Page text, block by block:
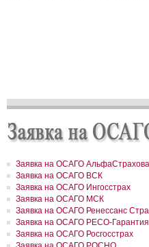
РОСГОССТРАХ застраховал
РОСГОССТРАХ в Костроме
РОСГОССТРАХ в Пермском
сумму 31,9 млн рублей
на сумму свыше 67 млн рублей
РОСГОССТРАХ в Москве и
сумму 41,5 млн рублей
РОСГОССТРАХ в новом
программу «Вектор взлета»
РОСГОССТРАХ в Удмуртии
около 200 млн рублей
РОСГОССТРАХ в Воронежской
авиакомпании «Полет» на 8,8
Заявка на ОСАГО
Заявка на ОСАГО ВСК
Заявка на ОСАГО Ингосстрах
Заявка на ОСАГО МСК
Заявка на ОСАГО Ренессанс
Заявка на ОСАГО РЕСО-Гарантия
Заявка на ОСАГО Росгосстрах